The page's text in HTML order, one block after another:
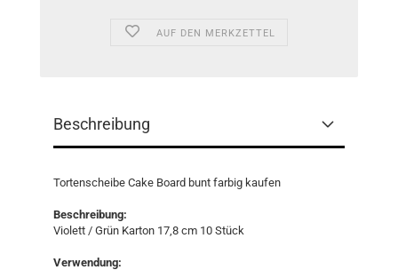
AUF DEN MERKZETTEL
Beschreibung
Tortenscheibe Cake Board bunt farbig kaufen
Beschreibung:
Violett / Grün Karton 17,8 cm 10 Stück
Verwendung: